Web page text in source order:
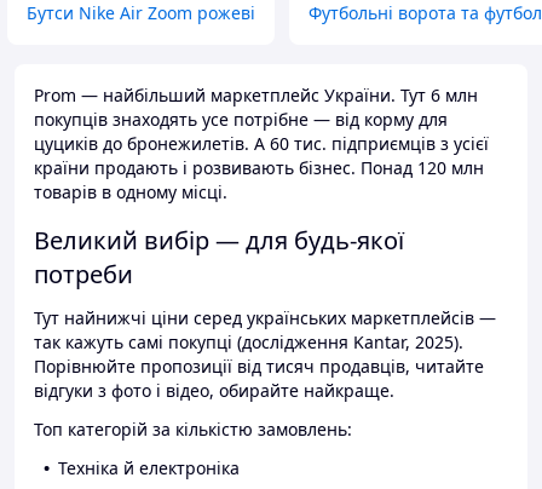
Бутси Nike Air Zoom рожеві Футбольні ворота та
Prom — найбільший маркетплейс України. Тут 6 млн
покупців знаходять усе потрібне — від корму для
цуциків до бронежилетів. А 60 тис. підприємців з усієї
країни продають і розвивають бізнес. Понад 120 млн
товарів в одному місці.
Великий вибір — для будь-якої
потреби
Тут найнижчі ціни серед українських маркетплейсів —
так кажуть самі покупці (дослідження Kantar, 2025).
Порівнюйте пропозиції від тисяч продавців, читайте
відгуки з фото і відео, обирайте найкраще.
Топ категорій за кількістю замовлень:
Техніка й електроніка